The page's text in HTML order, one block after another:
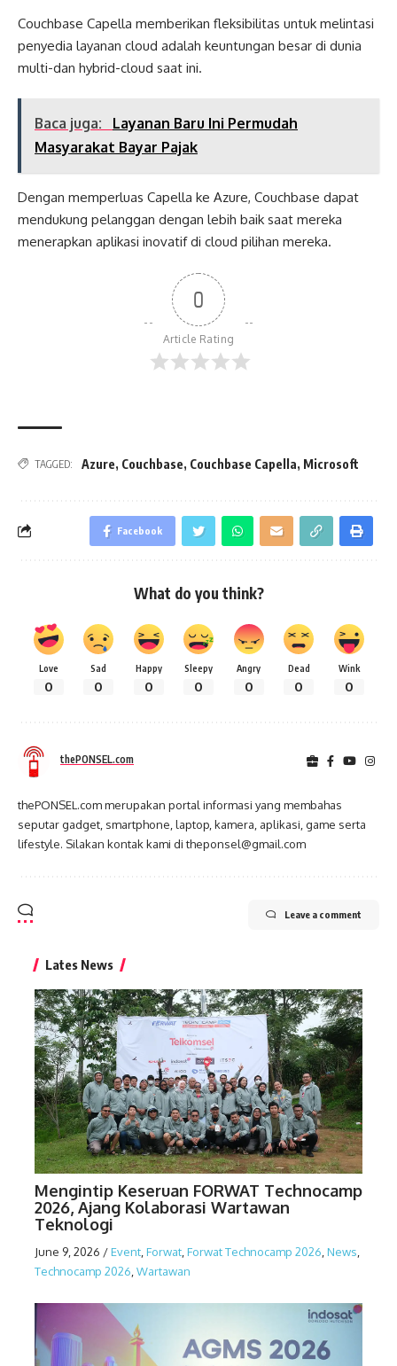
Couchbase Capella memberikan fleksibilitas untuk melintasi
penyedia layanan cloud adalah keuntungan besar di dunia
multi-dan hybrid-cloud saat ini.
Baca juga:
Layanan Baru Ini Permudah
Masyarakat Bayar Pajak
Dengan memperluas Capella ke Azure, Couchbase dapat
mendukung pelanggan dengan lebih baik saat mereka
menerapkan aplikasi inovatif di cloud pilihan mereka.
0
Article Rating
TAGGED: Azure, Couchbase, Couchbase Capella, Microsoft
Facebook
What do you think?
Love
0
Sad
0
Happy
0
Sleepy
0
Angry
0
Dead
0
Wink
0
thePONSEL.com
thePONSEL.com merupakan portal informasi yang membahas
seputar gadget, smartphone, laptop, kamera, aplikasi, game serta
lifestyle. Silakan kontak kami di theponsel@gmail.com
Leave a comment
Lates News
Mengintip Keseruan FORWAT Technocamp
2026, Ajang Kolaborasi Wartawan
Teknologi
June 9, 2026 /Event,Forwat,Forwat Technocamp 2026,News,
Technocamp 2026,Wartawan